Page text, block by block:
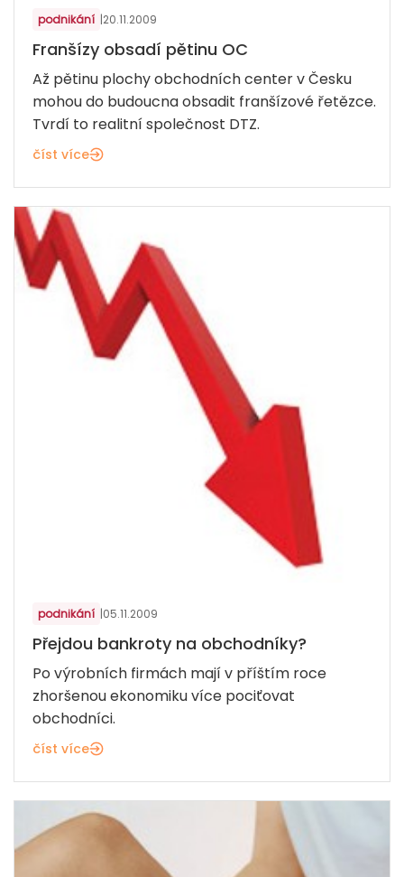
podnikání |20.11.2009
Franšízy obsadí pětinu OC
Až pětinu plochy obchodních center v Česku
mohou do budoucna obsadit franšízové řetězce.
Tvrdí to realitní společnost DTZ.
číst více
podnikání |05.11.2009
Přejdou bankroty na obchodníky?
Po výrobních firmách mají v příštím roce
zhoršenou ekonomiku více pociťovat
obchodníci.
číst více